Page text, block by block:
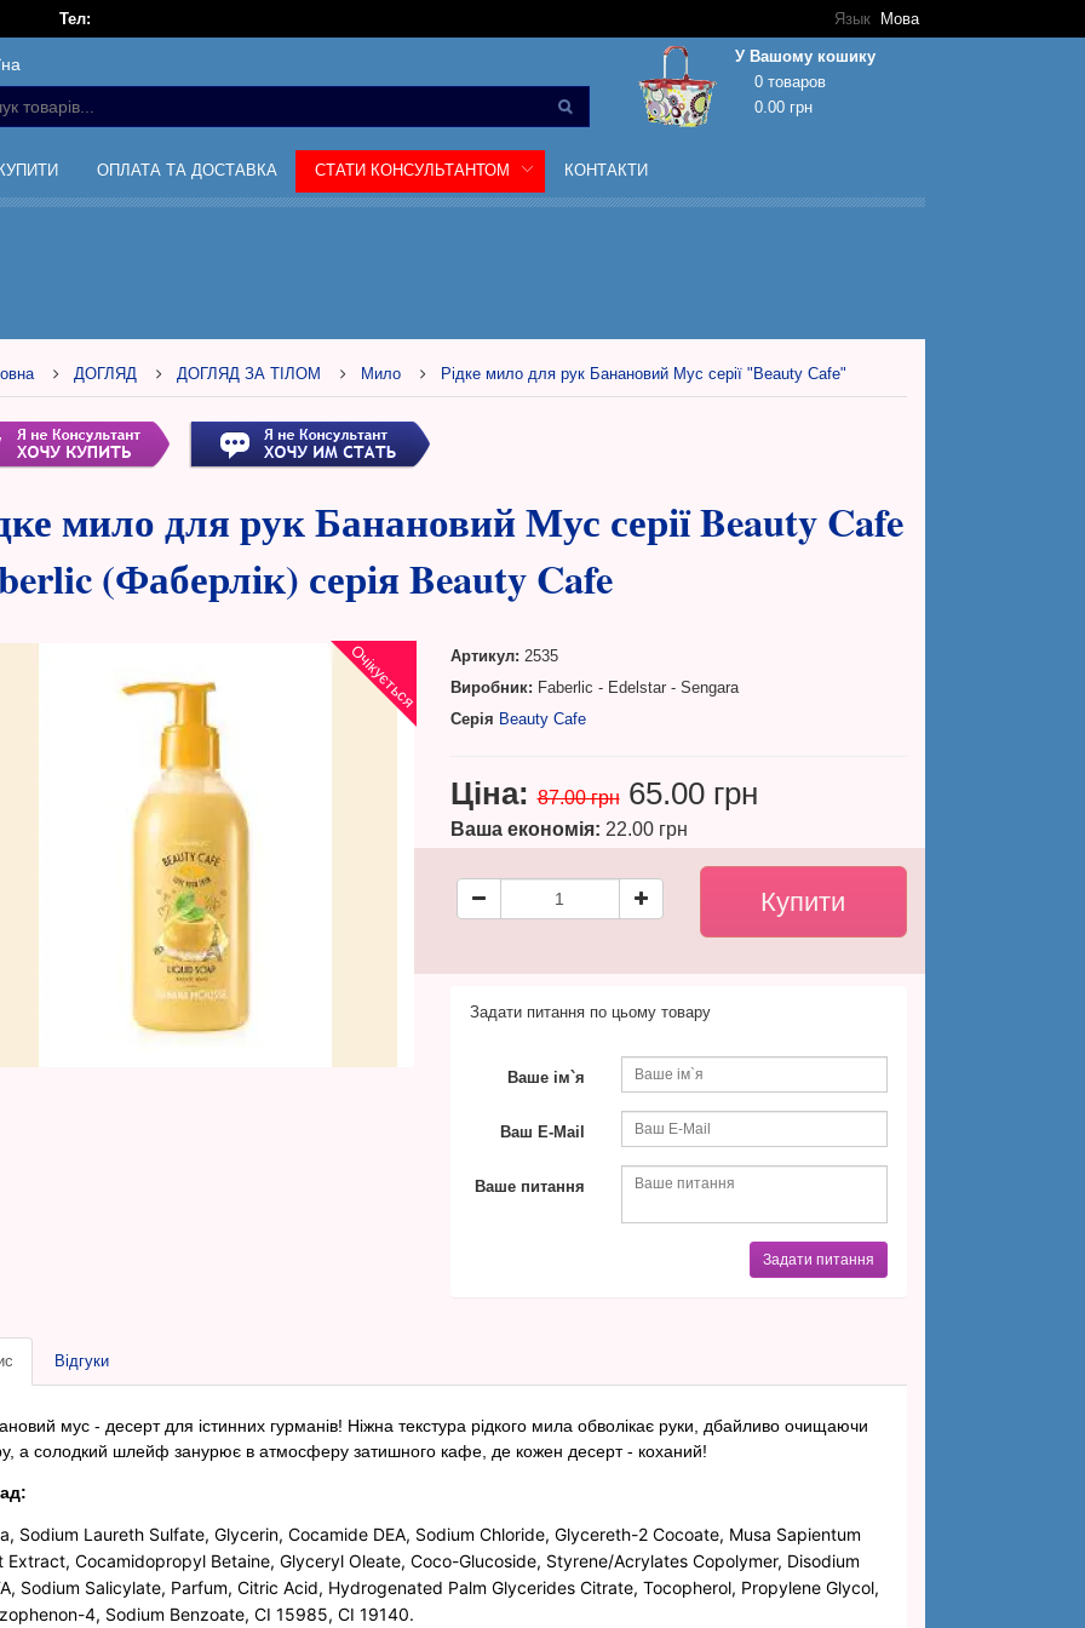
Язык Мова
Тел:
У Вашому кошику
0 товаров
0.00 грн
Кошик покупок порожній!
ОПЛАТА ТА ДОСТАВКА СТАТИ КОНСУЛЬТАНТОМ КОНТАКТИ
ДОГЛЯД ДОГЛЯД ЗА ТІЛОМ Мило Рідке мило для рук Банановий Мус серії "Beauty Cafe"
мило для рук Банановий Мус серії Beauty Cafe
(Фаберлік) серія Beauty Cafe
Очікується Артикул: 2535
Виробник: Faberlic - Edelstar - Sengara
Серія Beauty Cafe
Ціна: 87.00 грн 65.00 грн
Ваша економія: 22.00 грн
Задати питання по цьому товару
Ваше ім`я
Ваш E-Mail
Ваше питання
Задати питання
Відгуки
мус - десерт для істинних гурманів! Ніжна текстура рідкого мила обволікає руки, дбайливо очищаючи
а солодкий шлейф занурює в атмосферу затишного кафе, де кожен десерт - коханий!
Sodium Laureth Sulfate, Glycerin, Cocamide DEA, Sodium Chloride, Glycereth-2 Cocoate, Musa Sapientum
Extract, Cocamidopropyl Betaine, Glyceryl Oleate, Coco-Glucoside, Styrene/Acrylates Copolymer, Disodium
Sodium Salicylate, Parfum, Citric Acid, Hydrogenated Palm Glycerides Citrate, Tocopherol, Propylene Glycol,
4, Sodium Benzoate, CI 15985, CI 19140.